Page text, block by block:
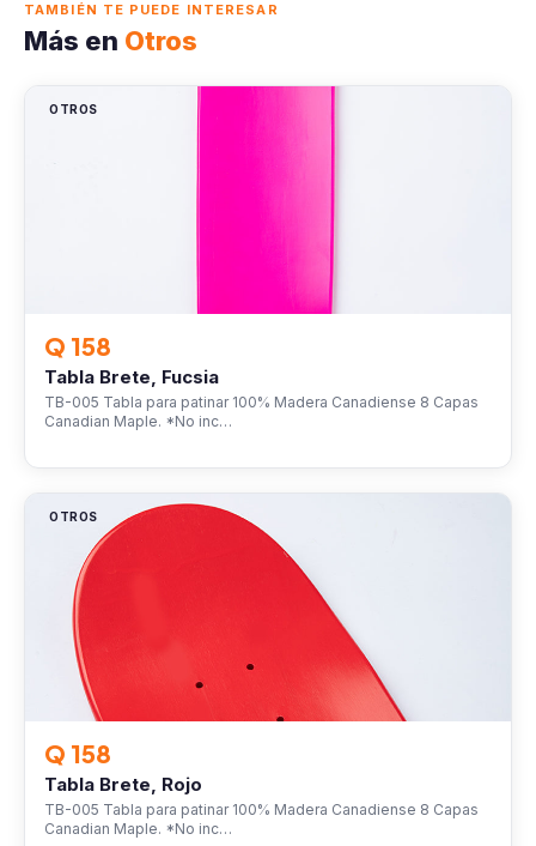
TAMBIÉN TE PUEDE INTERESAR
Más en Otros
OTROS
Q 158
Tabla Brete, Fucsia
TB-005 Tabla para patinar 100% Madera Canadiense 8 Capas
Canadian Maple. *No inc…
OTROS
Q 158
Tabla Brete, Rojo
TB-005 Tabla para patinar 100% Madera Canadiense 8 Capas
Canadian Maple. *No inc…